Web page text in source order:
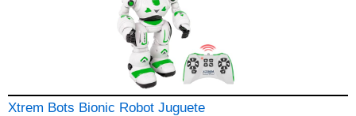
Xtrem Bots Bionic Robot Juguete